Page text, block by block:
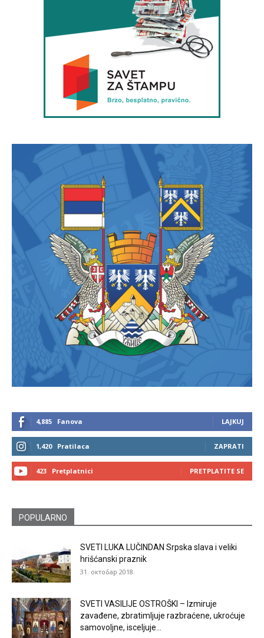
4,885 Fanova LAJKUJ
1,420 Pratilaca ZAPRATI
423 Pretplatnici PRETPLATITE SE
POPULARNO
SVETI LUKA LUČINDAN Srpska slava i veliki
hrišćanski praznik
31. октобар 2018.
SVETI VASILIJE OSTROŠKI – Izmiruje
zavađene, zbratimljuje razbraćene, ukroćuje
samovoljne, isceljuje...